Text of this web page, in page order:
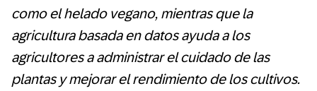
como el helado vegano, mientras que la
agricultura basada en datos ayuda a los
agricultores a administrar el cuidado de las
plantas y mejorar el rendimiento de los cultivos.